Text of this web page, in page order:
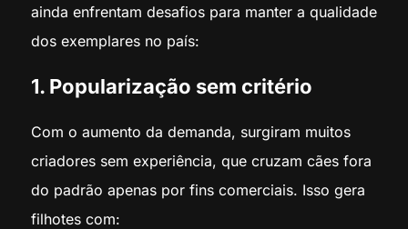
ainda enfrentam desafios para manter a qualidade
dos exemplares no país:
1. Popularização sem critério
Com o aumento da demanda, surgiram muitos
criadores sem experiência, que cruzam cães fora
do padrão apenas por fins comerciais. Isso gera
filhotes com: